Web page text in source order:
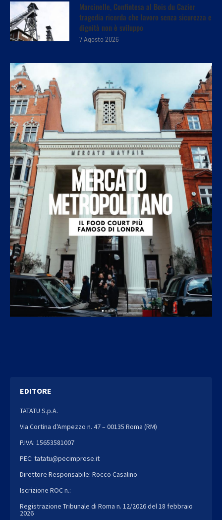
Marcinelle, Confintesa al Bois du Cazier
tragedia ricorda che lavoro senza sicurezza e
dignità non è sviluppo
7 Agosto 2026
EDITORE
TATATU S.p.A.
Via Cortina d'Ampezzo n. 47 – 00135 Roma (RM)
P.IVA: 15653581007
PEC: tatatu@pecimprese.it
Direttore Responsabile: Rocco Casalino
Iscrizione ROC n.:
Registrazione Tribunale di Roma n. 12/2026 del 18 febbraio
2026